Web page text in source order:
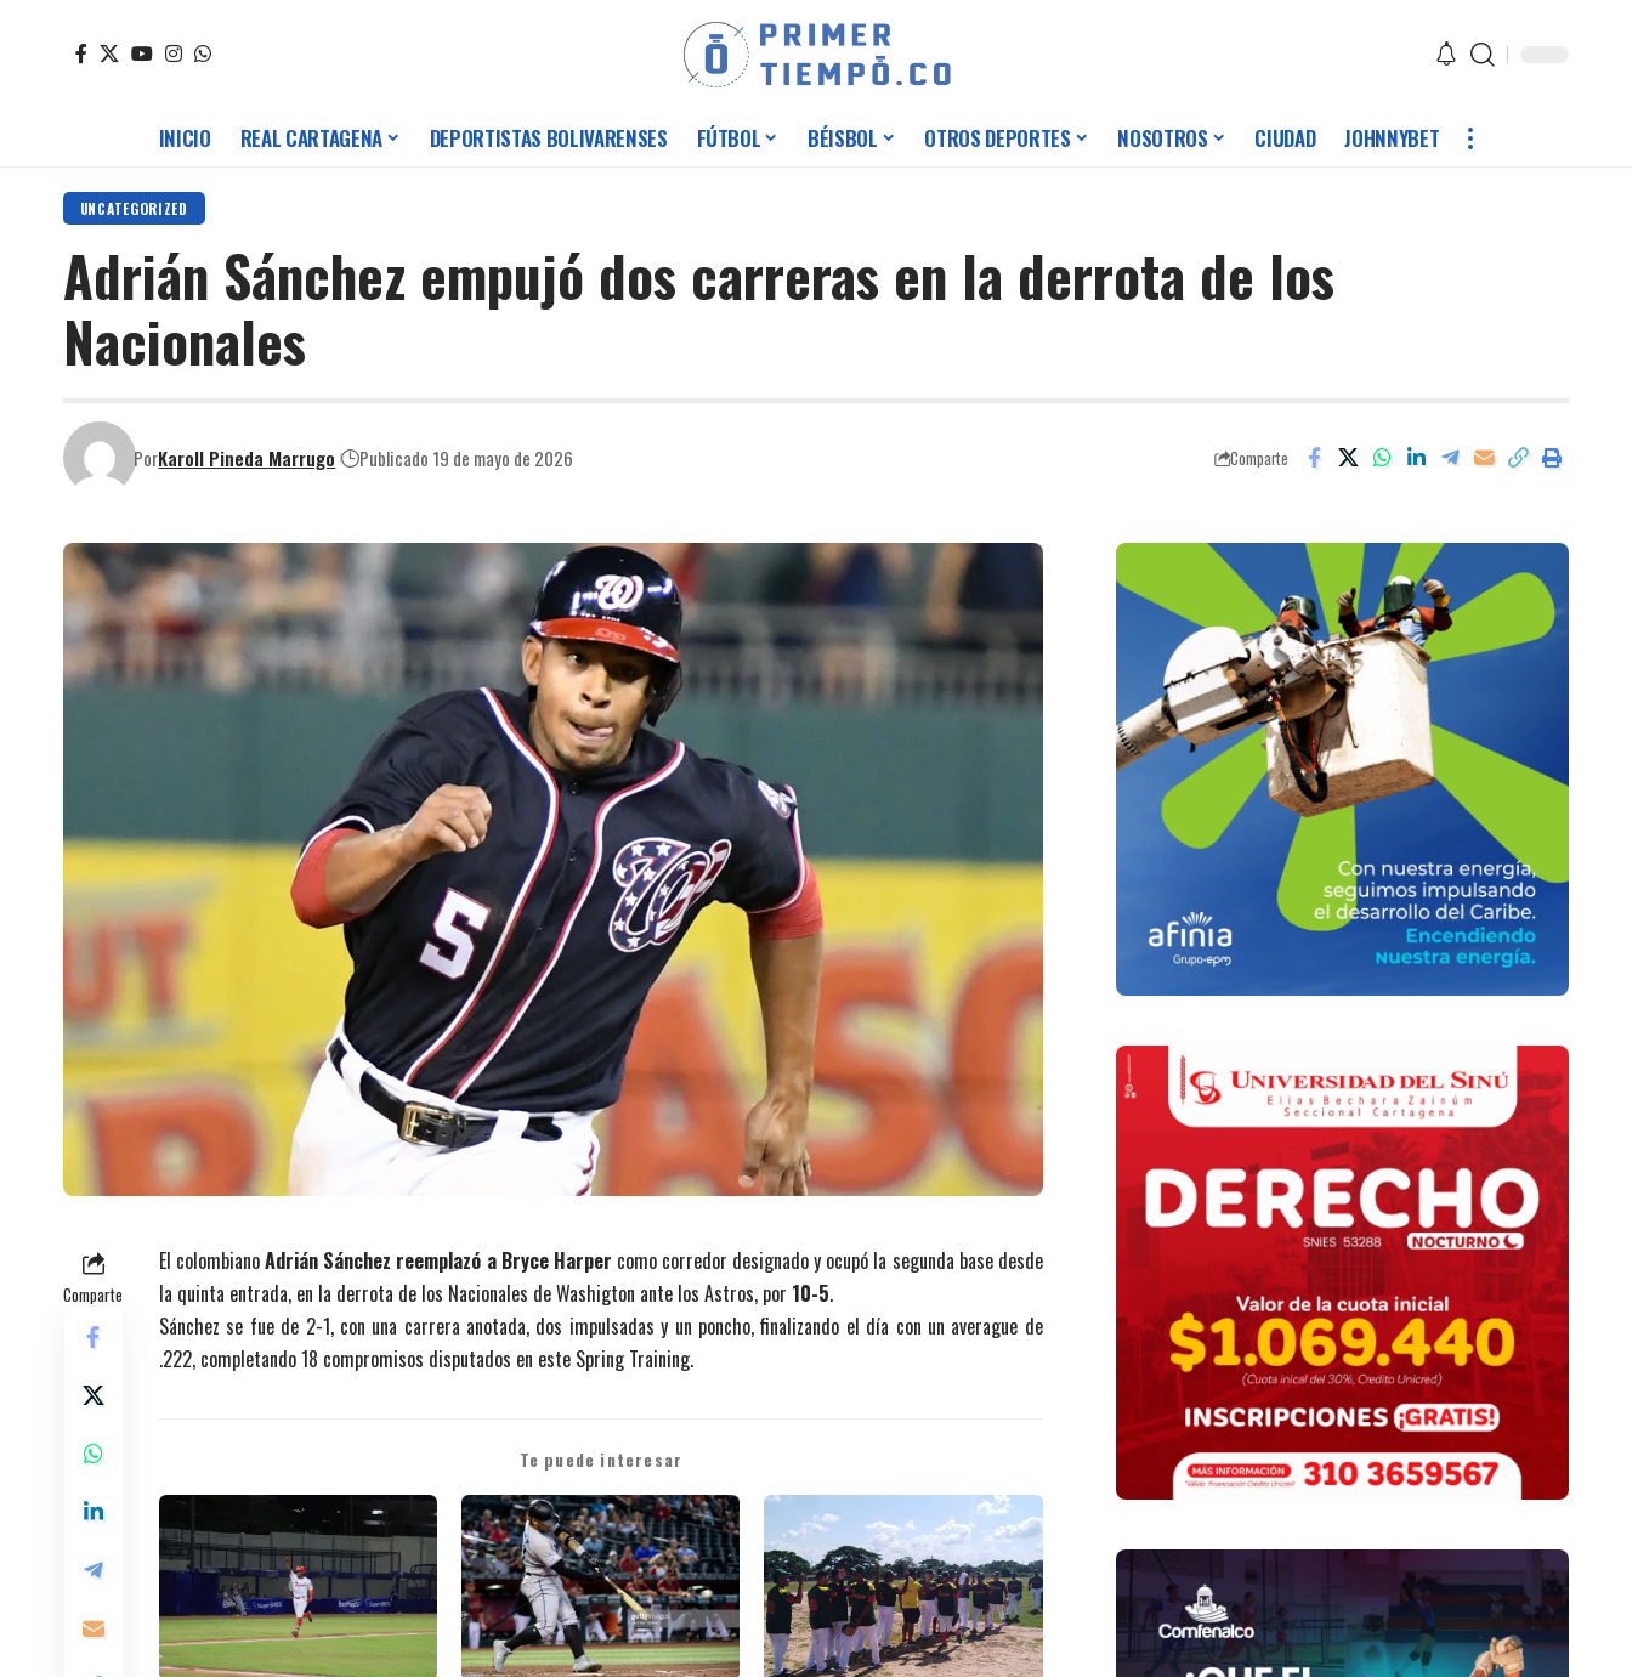
INICIO REAL CARTAGENA DEPORTISTAS BOLIVARENSES FÚTBOL BÉISBOL OTROS DEPORTES NOSOTROS CIUDAD JOHNNYBET
UNCATEGORIZED
Adrián Sánchez empujó dos carreras en la derrota de los
Nacionales
PorKaroll Pineda Marrugo Publicado 19 de mayo de 2026 Comparte
Comparte
El colombianoAdrián Sánchez reemplazó a Bryce Harper como corredor designado y ocupó la segunda base desde
la quinta entrada, en la derrota de los Nacionales de Washigton ante los Astros, por 10-5.
Sánchez se fue de 2-1, con una carrera anotada, dos impulsadas y un poncho, finalizando el día con un averague de
.222, completando 18 compromisos disputados en este Spring Training.
Te puede interesar